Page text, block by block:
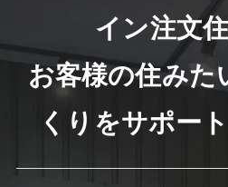
イン注文
お客様の住みた
くりをサポー